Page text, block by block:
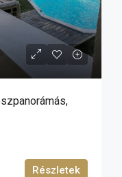
Részletek